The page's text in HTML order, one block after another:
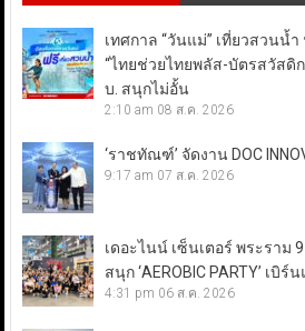
เทศกาล “วันแม่” เที่ยวสวนน้
“ไทยช่วยไทยพลัส-บัตรสวัสดิก
บ. สนุกไม่อั้น
2:10 am 08 ส.ค. 2026
‘ราชทัณฑ์’ จัดงาน DOC
9:17 am 07 ส.ค. 2026
เดอะไนน์ เซ็นเตอร์ พระราม
สนุก ‘AEROBIC PARTY’ เ
4:31 pm 06 ส.ค. 2026